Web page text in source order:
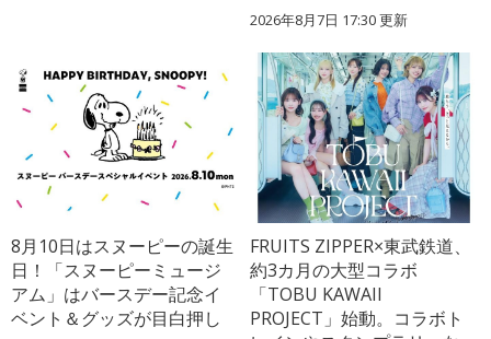
2026年8月7日 17:30更新
8月10日はスヌーピーの誕生
日！「スヌーピーミュージ
アム」はバースデー記念イ
ベント＆グッズが目白押し
FRUITS ZIPPER×東武鉄道、
約3カ月の大型コラボ
「TOBU KAWAII
PROJECT」始動。コラボト